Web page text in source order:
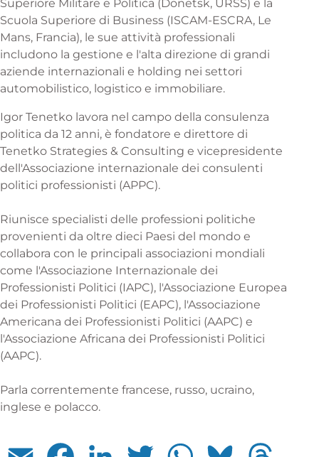
Superiore Militare e Politica (Donetsk, URSS) e la
Scuola Superiore di Business (ISCAM-ESCRA, Le
Mans, Francia), le sue attività professionali
includono la gestione e l'alta direzione di grandi
aziende internazionali e holding nei settori
automobilistico, logistico e immobiliare.
Igor Tenetko lavora nel campo della consulenza
politica da 12 anni, è fondatore e direttore di
Tenetko Strategies & Consulting e vicepresidente
dell'Associazione internazionale dei consulenti
politici professionisti (APPC).
Riunisce specialisti delle professioni politiche
provenienti da oltre dieci Paesi del mondo e
collabora con le principali associazioni mondiali
come l'Associazione Internazionale dei
Professionisti Politici (IAPC), l'Associazione Europea
dei Professionisti Politici (EAPC), l'Associazione
Americana dei Professionisti Politici (AAPC) e
l'Associazione Africana dei Professionisti Politici
(AAPC).
Parla correntemente francese, russo, ucraino,
inglese e polacco.